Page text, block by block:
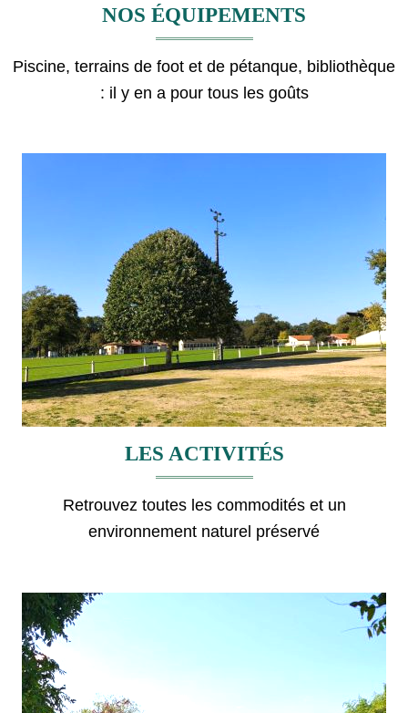
NOS ÉQUIPEMENTS
Piscine, terrains de foot et de pétanque, bibliothèque
: il y en a pour tous les goûts
LES ACTIVITÉS
Retrouvez toutes les commodités et un
environnement naturel préservé